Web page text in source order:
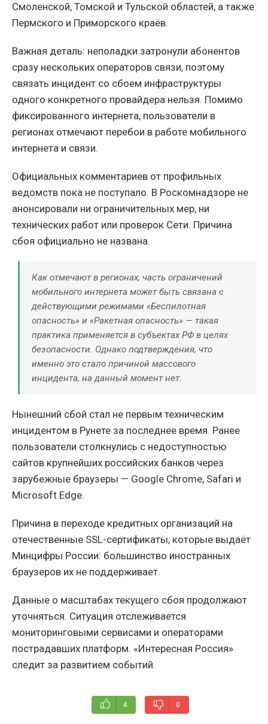
Смоленской, Томской и Тульской областей, а также
Пермского и Приморского краёв.
Важная деталь: неполадки затронули абонентов
сразу нескольких операторов связи, поэтому
связать инцидент со сбоем инфраструктуры
одного конкретного провайдера нельзя. Помимо
фиксированного интернета, пользователи в
регионах отмечают перебои в работе мобильного
интернета и связи.
Официальных комментариев от профильных
ведомств пока не поступало. В Роскомнадзоре не
анонсировали ни ограничительных мер, ни
технических работ или проверок Сети. Причина
сбоя официально не названа.
Как отмечают в регионах, часть ограничений
мобильного интернета может быть связана с
действующими режимами «Беспилотная
опасность» и «Ракетная опасность» — такая
практика применяется в субъектах РФ в целях
безопасности. Однако подтверждения, что
именно это стало причиной массового
инцидента, на данный момент нет.
Нынешний сбой стал не первым техническим
инцидентом в Рунете за последнее время. Ранее
пользователи столкнулись с недоступностью
сайтов крупнейших российских банков через
зарубежные браузеры — Google Chrome, Safari и
Microsoft Edge.
Причина в переходе кредитных организаций на
отечественные SSL-сертификаты, которые выдаёт
Минцифры России: большинство иностранных
браузеров их не поддерживает.
Данные о масштабах текущего сбоя продолжают
уточняться. Ситуация отслеживается
мониторинговыми сервисами и операторами
пострадавших платформ. «Интересная Россия»
следит за развитием событий.
4 0